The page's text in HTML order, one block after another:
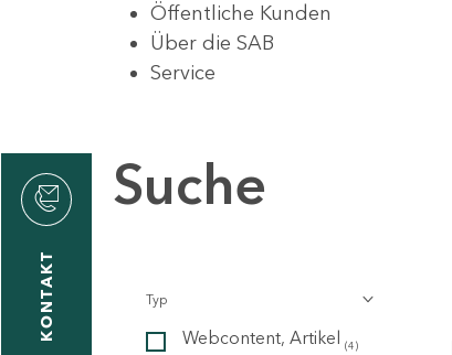
Öffentliche Kunden
Über die SAB
Service
KONTAKT
Suche
Typ
Webcontent, Artikel (4)